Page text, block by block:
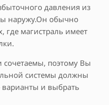
давления из
наружу.Он обычно
где магистраль имеет
поэтому Вы
системы должны
и выбрать